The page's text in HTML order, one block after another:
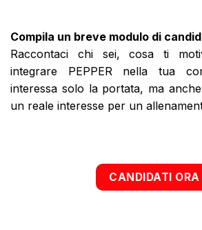
Compila un breve modulo di
Raccontaci chi sei, cosa ti
integrare PEPPER nella tua
interessa solo la portata, ma
un reale interesse per un
CANDIDATI ORA